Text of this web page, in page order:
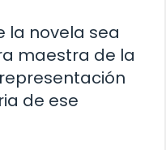
la novela sea
maestra de la
de ese